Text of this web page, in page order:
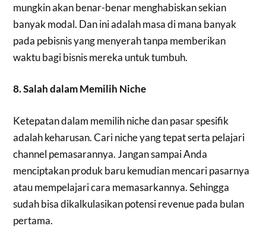
mungkin akan benar-benar menghabiskan sekian
banyak modal. Dan ini adalah masa di mana banyak
pada pebisnis yang menyerah tanpa memberikan
waktu bagi bisnis mereka untuk tumbuh.
8. Salah dalam Memilih Niche
Ketepatan dalam memilih niche dan pasar spesifik
adalah keharusan. Cari niche yang tepat serta pelajari
channel pemasarannya. Jangan sampai Anda
menciptakan produk baru kemudian mencari pasarnya
atau mempelajari cara memasarkannya. Sehingga
sudah bisa dikalkulasikan potensi revenue pada bulan
pertama.